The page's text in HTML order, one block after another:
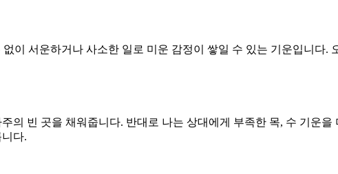
이 서운하거나 사소한 일로 미운 감정이 쌓일 수 있는 기운입니다
의 빈 곳을 채워줍니다. 반대로 나는 상대에게 부족한 목, 수 기운
다.